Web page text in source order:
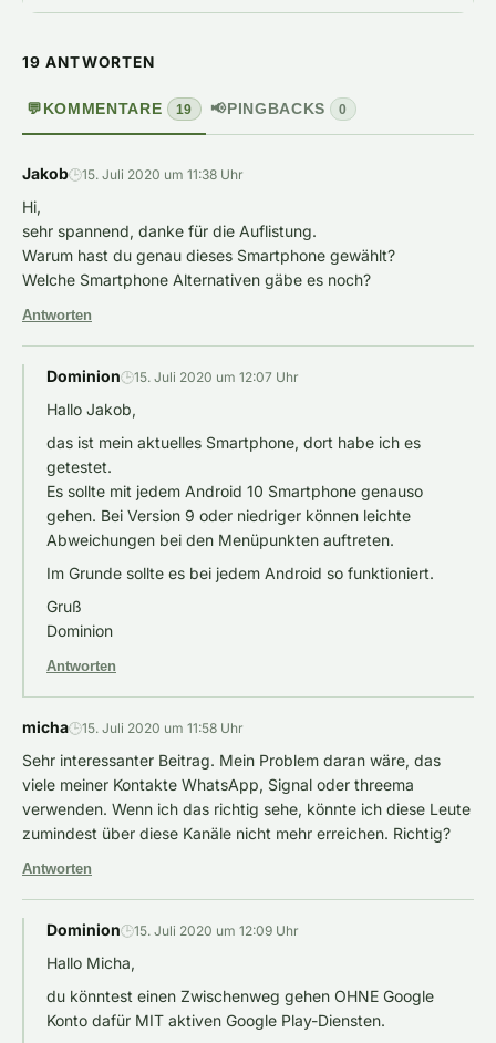
19 ANTWORTEN
💬 KOMMENTARE 19 📢 PINGBACKS 0
Jakob🕒15. Juli 2020 um 11:38 Uhr
Hi,
sehr spannend, danke für die Auflistung.
Warum hast du genau dieses Smartphone gewählt?
Welche Smartphone Alternativen gäbe es noch?
Antworten
Dominion🕒15. Juli 2020 um 12:07 Uhr
Hallo Jakob,
das ist mein aktuelles Smartphone, dort habe ich es
getestet.
Es sollte mit jedem Android 10 Smartphone genauso
gehen. Bei Version 9 oder niedriger können leichte
Abweichungen bei den Menüpunkten auftreten.
Im Grunde sollte es bei jedem Android so funktioniert.
Gruß
Dominion
Antworten
micha🕒15. Juli 2020 um 11:58 Uhr
Sehr interessanter Beitrag. Mein Problem daran wäre, das
viele meiner Kontakte WhatsApp, Signal oder threema
verwenden. Wenn ich das richtig sehe, könnte ich diese Leute
zumindest über diese Kanäle nicht mehr erreichen. Richtig?
Antworten
Dominion🕒15. Juli 2020 um 12:09 Uhr
Hallo Micha,
du könntest einen Zwischenweg gehen OHNE Google
Konto dafür MIT aktiven Google Play-Diensten.